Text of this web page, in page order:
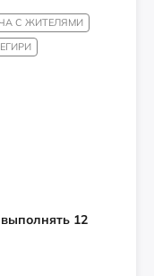
С ЖИТЕЛЯМИ
12